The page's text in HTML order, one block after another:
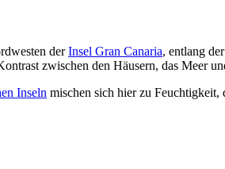
derInsel Gran Canaria, entlang
zwischen den Häusern, das Meer
Inseln mischen sich hier zu Feuchtigkeit,